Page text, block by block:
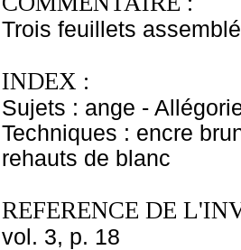
Trois feuillets
INDEX :
Sujets : ange -
Techniques : encre
rehauts de blanc
REFERENCE DE
vol. 3, p. 18